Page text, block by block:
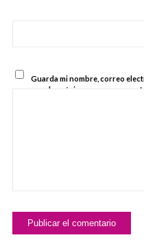
Guarda mi nombre, correo
para la próxima vez que comente.